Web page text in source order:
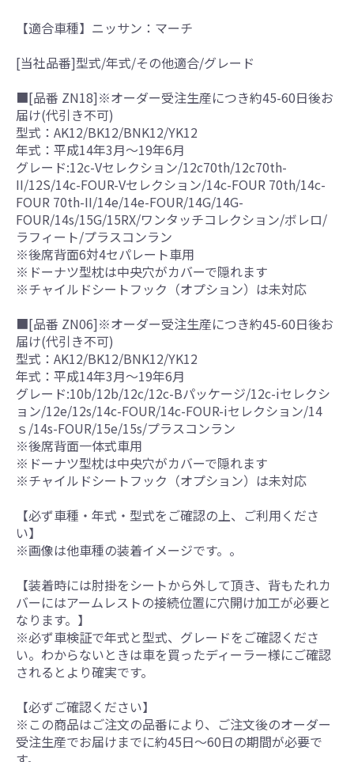
【適合車種】ニッサン：マーチ
[当社品番]型式/年式/その他適合/グレード
■[品番 ZN18]※オーダー受注生産につき約45-60日後お
届け(代引き不可)
型式：AK12/BK12/BNK12/YK12
年式：平成14年3月～19年6月
グレード:12c-Vセレクション/12c70th/12c70th-
II/12S/14c-FOUR-Vセレクション/14c-FOUR 70th/14c-
FOUR 70th-II/14e/14e-FOUR/14G/14G-
FOUR/14s/15G/15RX/ワンタッチコレクション/ボレロ/
ラフィート/プラスコンラン
※後席背面6対4セパレート車用
※ドーナツ型枕は中央穴がカバーで隠れます
※チャイルドシートフック（オプション）は未対応
■[品番 ZN06]※オーダー受注生産につき約45-60日後お
届け(代引き不可)
型式：AK12/BK12/BNK12/YK12
年式：平成14年3月～19年6月
グレード:10b/12b/12c/12c-Bパッケージ/12c-iセレクシ
ョン/12e/12s/14c-FOUR/14c-FOUR-iセレクション/14
ｓ/14s-FOUR/15e/15s/プラスコンラン
※後席背面一体式車用
※ドーナツ型枕は中央穴がカバーで隠れます
※チャイルドシートフック（オプション）は未対応
【必ず車種・年式・型式をご確認の上、ご利用くださ
い】
※画像は他車種の装着イメージです。。
【装着時には肘掛をシートから外して頂き、背もたれカ
バーにはアームレストの接続位置に穴開け加工が必要と
なります。】
※必ず車検証で年式と型式、グレードをご確認くださ
い。わからないときは車を買ったディーラー様にご確認
されるとより確実です。
【必ずご確認ください】
※この商品はご注文の品番により、ご注文後のオーダー
受注生産でお届けまでに約45日～60日の期間が必要で